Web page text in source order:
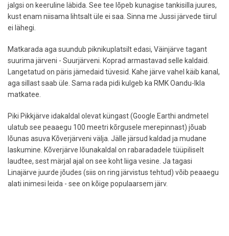
jalgsi on keeruline läbida. See tee lõpeb kunagise tankisilla juures,
kust enam niisama lihtsalt üle ei saa. Sinna me Jussi järvede tiirul
ei lähegi.
Matkarada aga suundub piknikuplatsilt edasi, Väinjärve tagant
suurima järveni - Suurjärveni. Koprad armastavad selle kaldaid.
Langetatud on päris jämedaid tüvesid. Kahe järve vahel käib kanal,
aga sillast saab üle. Sama rada pidi kulgeb ka RMK Oandu-Ikla
matkatee.
Piki Pikkjärve idakaldal olevat küngast (Google Earthi andmetel
ulatub see peaaegu 100 meetri kõrgusele merepinnast) jõuab
lõunas asuva Kõverjärveni välja. Jälle järsud kaldad ja mudane
laskumine. Kõverjärve lõunakaldal on rabaradadele tüüpiliselt
laudtee, sest märjal ajal on see koht liiga vesine. Ja tagasi
Linajärve juurde jõudes (siis on ring järvistus tehtud) võib peaaegu
alati inimesi leida - see on kõige populaarsem järv.